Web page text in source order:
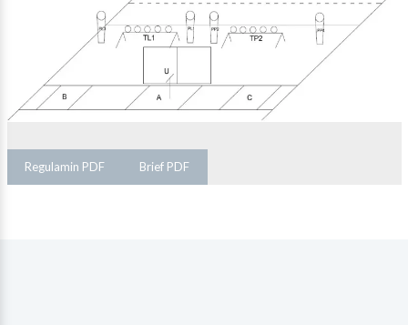
Regulamin PDF Brief PDF